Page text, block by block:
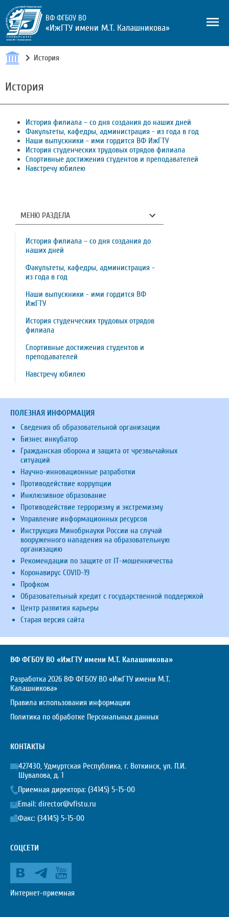
ВФ ФГБОУ ВО
«ИжГТУ имени М.Т. Калашникова»
История
История
История филиала – со дня создания до наших дней
Факультеты, кафедры, администрация - из года в год
Наши выпускники - ими гордится ВФ ИжГТУ
История студенческих трудовых отрядов филиала
Спортивные достижения студентов и преподавателей
Навстречу юбилею
МЕНЮ РАЗДЕЛА
История филиала – со дня создания до
наших дней
Факультеты, кафедры, администрация -
из года в год
Наши выпускники - ими гордится ВФ
ИжГТУ
История студенческих трудовых отрядов
филиала
Спортивные достижения студентов и
преподавателей
Навстречу юбилею
ПОЛЕЗНАЯ ИНФОРМАЦИЯ
Сведения об образовательной организации
Бизнес инкубатор
Гражданская оборона и защита от чрезвычайных
ситуаций
Научно-инновационные разработки
Противодействие коррупции
Инклюзивное образование
Противодействие терроризму и экстремизму
Управление информационных ресурсов
Инструкция Минобрнауки России на случай
вооруженного нападения на образовательную
организацию
Рекомендации по защите от IT-мошенничества
Коронавирус COVID-19
Профком
Образовательный кредит с государственной поддержкой
Центр развития карьеры
Старая версия сайта
ВФ ФГБОУ ВО «ИжГТУ имени М.Т. Калашникова»
Разработка 2026 ВФ ФГБОУ ВО «ИжГТУ имени М.Т.
Калашникова»
Правила использования информации
Политика по обработке Персональных данных
КОНТАКТЫ
427430, Удмуртская Республика, г. Воткинск, ул. П.И.
Шувалова, д. 1
Приемная директора: (34145) 5-15-00
Email: director@vfistu.ru
Факс: (34145) 5-15-00
СОЦСЕТИ
Интернет-приемная